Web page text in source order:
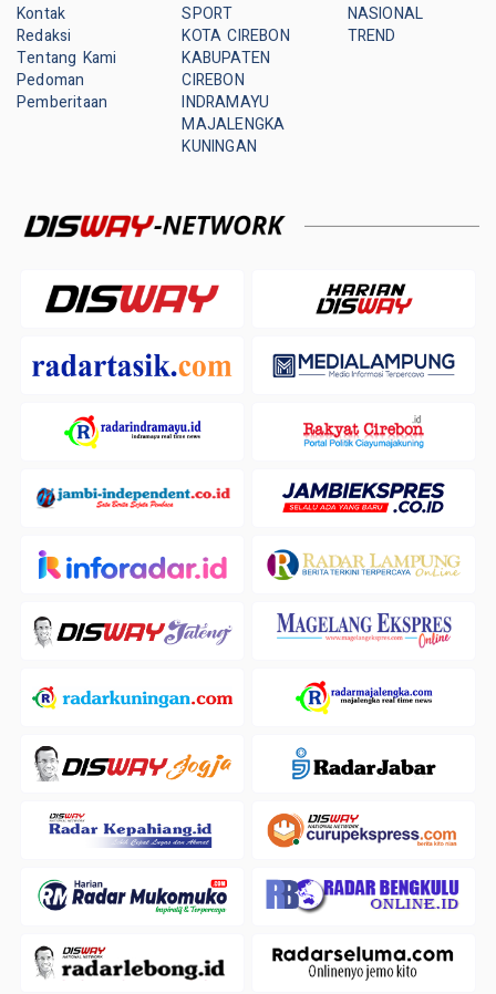
Kontak
Redaksi
Tentang Kami
Pedoman
Pemberitaan
SPORT
KOTA CIREBON
KABUPATEN
CIREBON
INDRAMAYU
MAJALENGKA
KUNINGAN
NASIONAL
TREND